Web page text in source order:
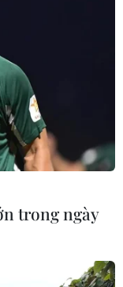
trong ngày